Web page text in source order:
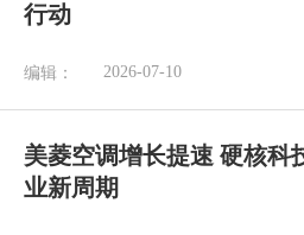
行动
编辑： 2026-07-10
美菱空调增长提速 硬核科
业新周期